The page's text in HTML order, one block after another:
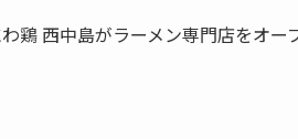
鶏 西中島がラーメン専門店をオ